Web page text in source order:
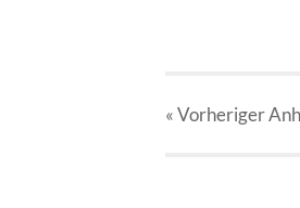
« Vorheriger